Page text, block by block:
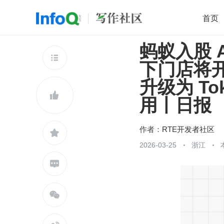
首页
开源 架构
团队管理
查看更多





蚂蚁入股
下门店将
升级为
用丨日报
作者： RTE开发者社区
2026-03-25 浙江